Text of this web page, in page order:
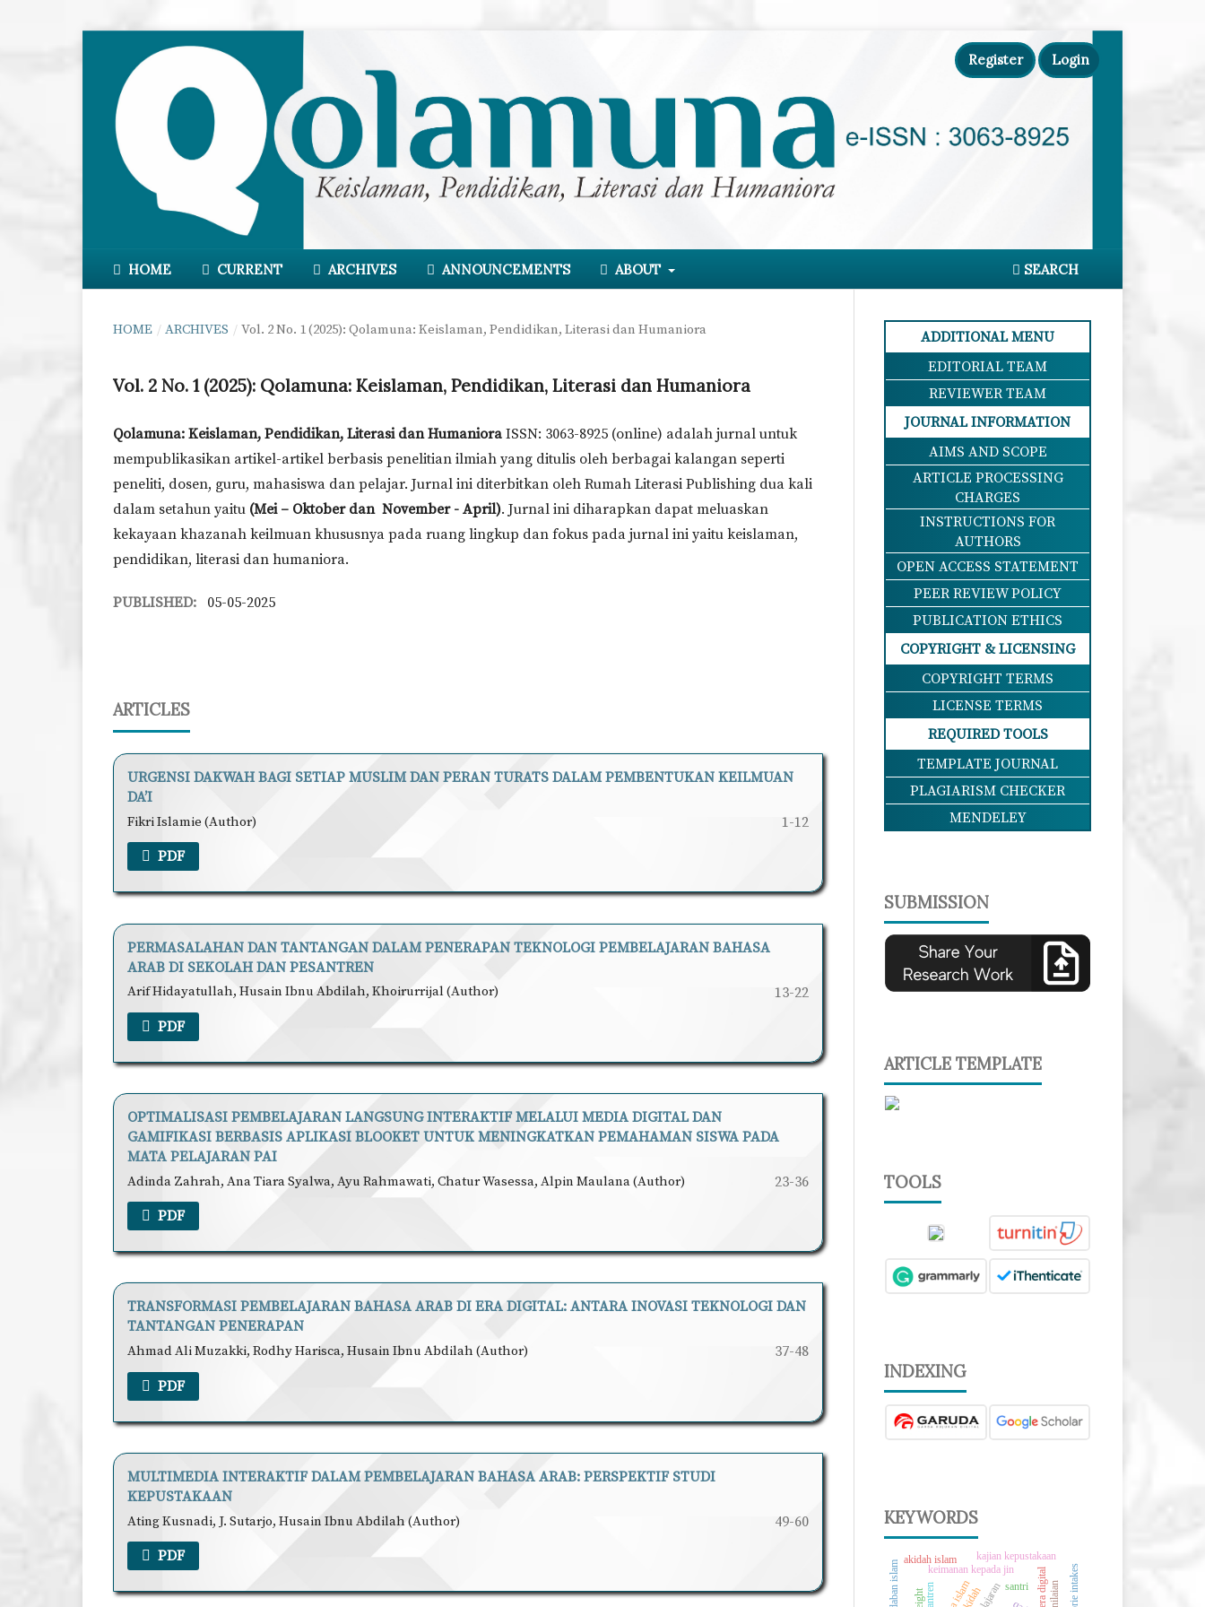
HOME CURRENT ARCHIVES ANNOUNCEMENTS ABOUT SEARCH
Register Login
HOME / ARCHIVES / Vol. 2 No. 1 (2025): Qolamuna: Keislaman, Pendidikan, Literasi dan Humaniora
Vol. 2 No. 1 (2025): Qolamuna: Keislaman, Pendidikan, Literasi dan Humaniora
Qolamuna: Keislaman, Pendidikan, Literasi dan HumanioraISSN: 3063-8925 (online) adalah jurnal untuk
mempublikasikan artikel-artikel berbasis penelitian ilmiah yang ditulis oleh berbagai kalangan seperti
peneliti, dosen, guru, mahasiswa dan pelajar. Jurnal ini diterbitkan oleh Rumah Literasi Publishing dua kali
dalam setahun yaitu (Mei – Oktober dan November - April). Jurnal ini diharapkan dapat meluaskan
kekayaan khazanah keilmuan khususnya pada ruang lingkup dan fokus pada jurnal ini yaitu keislaman,
pendidikan, literasi dan humaniora.
PUBLISHED: 05-05-2025
ARTICLES
URGENSI DAKWAH BAGI SETIAP MUSLIM DAN PERAN TURATS DALAM PEMBENTUKAN KEILMUAN
DA’I
Fikri Islamie (Author)
1-12
PDF
PERMASALAHAN DAN TANTANGAN DALAM PENERAPAN TEKNOLOGI PEMBELAJARAN BAHASA
ARAB DI SEKOLAH DAN PESANTREN
Arif Hidayatullah, Husain Ibnu Abdilah, Khoirurrijal (Author)
13-22
PDF
OPTIMALISASI PEMBELAJARAN LANGSUNG INTERAKTIF MELALUI MEDIA DIGITAL DAN
GAMIFIKASI BERBASIS APLIKASI BLOOKET UNTUK MENINGKATKAN PEMAHAMAN SISWA PADA
MATA PELAJARAN PAI
Adinda Zahrah, Ana Tiara Syalwa, Ayu Rahmawati, Chatur Wasessa, Alpin Maulana (Author)
23-36
PDF
TRANSFORMASI PEMBELAJARAN BAHASA ARAB DI ERA DIGITAL: ANTARA INOVASI TEKNOLOGI DAN
TANTANGAN PENERAPAN
Ahmad Ali Muzakki, Rodhy Harisca, Husain Ibnu Abdilah (Author)
37-48
PDF
MULTIMEDIA INTERAKTIF DALAM PEMBELAJARAN BAHASA ARAB: PERSPEKTIF STUDI
KEPUSTAKAAN
Ating Kusnadi, J. Sutarjo, Husain Ibnu Abdilah (Author)
49-60
PDF
ADDITIONAL MENU
EDITORIAL TEAM
REVIEWER TEAM
JOURNAL INFORMATION
AIMS AND SCOPE
ARTICLE PROCESSING
CHARGES
INSTRUCTIONS FOR
AUTHORS
OPEN ACCESS STATEMENT
PEER REVIEW POLICY
PUBLICATION ETHICS
COPYRIGHT & LICENSING
COPYRIGHT TERMS
LICENSE TERMS
REQUIRED TOOLS
TEMPLATE JOURNAL
PLAGIARISM CHECKER
MENDELEY
SUBMISSION
ARTICLE TEMPLATE
TOOLS
INDEXING
KEYWORDS
keimanan kepada jin
akidah islam kajian kepustakaan
era digital
santri calorie intakes
penilaian